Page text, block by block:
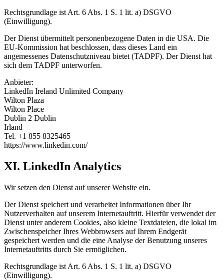
Rechtsgrundlage ist Art. 6 Abs. 1 S. 1 lit. a) DSGVO
(Einwilligung).
Der Dienst übermittelt personenbezogene Daten in die USA. Die
EU-Kommission hat beschlossen, dass dieses Land ein
angemessenes Datenschutzniveau bietet (TADPF). Der Dienst hat
sich dem TADPF unterworfen.
Anbieter:
LinkedIn Ireland Unlimited Company
Wilton Plaza
Wilton Place
Dublin 2 Dublin
Irland
Tel. +1 855 8325465
https://www.linkedin.com/
XI. LinkedIn Analytics
Wir setzen den Dienst auf unserer Website ein.
Der Dienst speichert und verarbeitet Informationen über Ihr
Nutzerverhalten auf unserem Internetauftritt. Hierfür verwendet der
Dienst unter anderem Cookies, also kleine Textdateien, die lokal im
Zwischenspeicher Ihres Webbrowsers auf Ihrem Endgerät
gespeichert werden und die eine Analyse der Benutzung unseres
Internetauftritts durch Sie ermöglichen.
Rechtsgrundlage ist Art. 6 Abs. 1 S. 1 lit. a) DSGVO
(Einwilligung).